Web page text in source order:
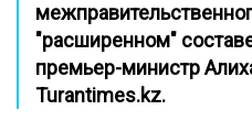
"расширенном"
премьер-министр
Turantimes.kz.